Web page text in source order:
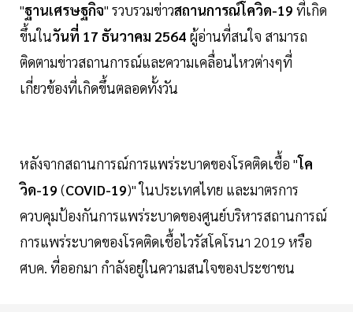
"ฐานเศรษฐกิจ" รวบรวมข่าวสถานการณ์โควิด-19 ที่เกิด
ขึ้นในวันที่ 17 ธันวาคม 2564 ผู้อ่านที่สนใจ สามารถ
ติดตามข่าวสถานการณ์และความเคลื่อนไหวต่างๆที่
เกี่ยวข้องที่เกิดขึ้นตลอดทั้งวัน
หลังจากสถานการณ์การแพร่ระบาดของโรคติดเชื้อ "โค
วิด-19 (COVID-19)" ในประเทศไทย และมาตรการ
ควบคุมป้องกันการแพร่ระบาดของศูนย์บริหารสถานการณ์
การแพร่ระบาดของโรคติดเชื้อไวรัสโคโรนา 2019 หรือ
ศบค. ที่ออกมา กำลังอยู่ในความสนใจของประชาชน